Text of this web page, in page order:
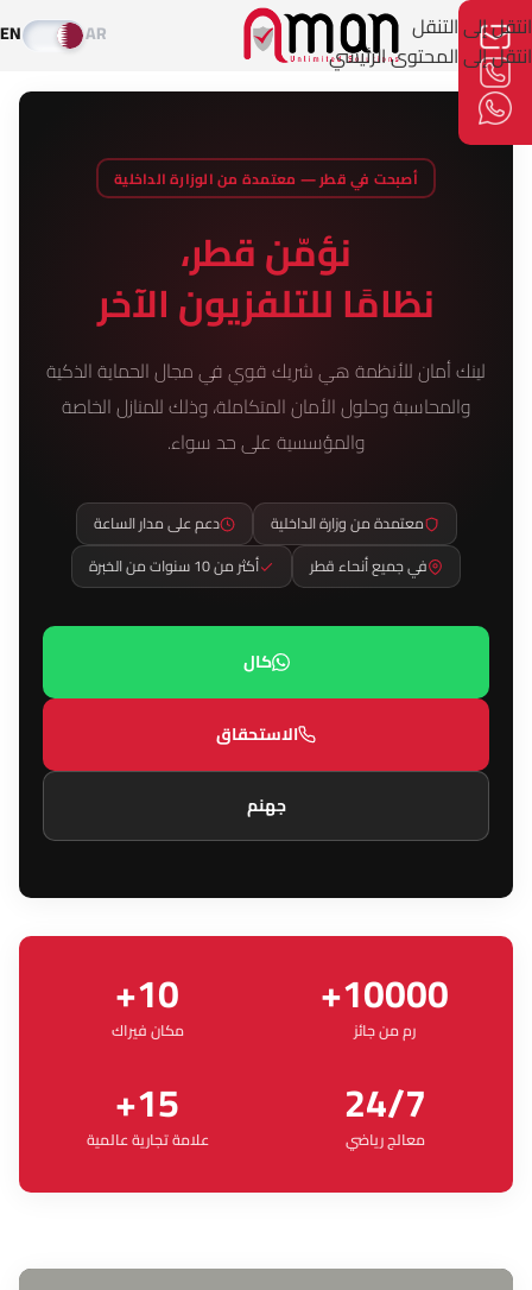
انتقل إلى التنقل
انتقل إلى المحتوى الرئيسي
EN AR
أصبحت في قطر — معتمدة من الوزارة الداخلية
نؤمّن قطر،
نظامًا للتلفزيون الآخر
لينك أمان للأنظمة هي شريك قوي في مجال الحماية الذكية
والمحاسبة وحلول الأمان المتكاملة، وذلك للمنازل الخاصة
والمؤسسية على حد سواء.
معتمدة من وزارة الداخلية
دعم على مدار الساعة
في جميع أنحاء قطر
أكثر من 10 سنوات من الخبرة
كال
الاستحقاق
جهنم
+10000
رم من جائز
+10
مكان فيراك
24/7
معالج رياضي
+15
علامة تجارية عالمية